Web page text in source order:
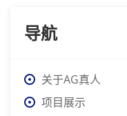
导航
关于AG真人
项目展示